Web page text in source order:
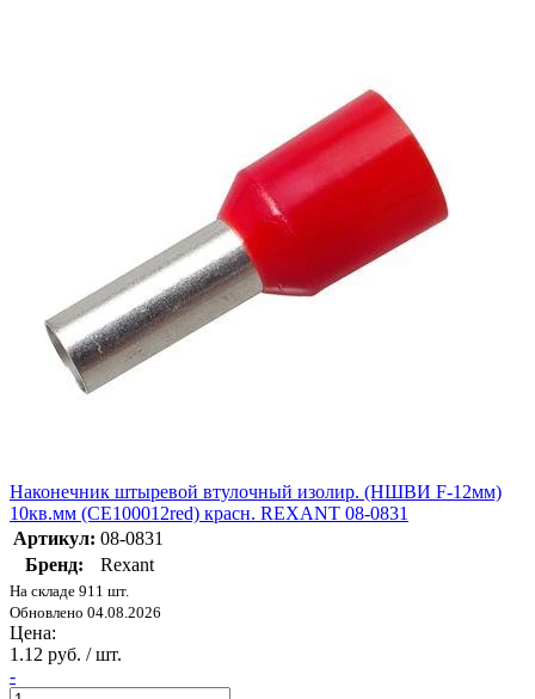
Наконечник штыревой втулочный изолир. (НШВИ F-12мм)
10кв.мм (СЕ100012red) красн. REXANT 08-0831
Артикул: 08-0831
Бренд:
Rexant
На складе 911 шт.
Обновлено 04.08.2026
Цена:
1.12 руб. / шт.
-